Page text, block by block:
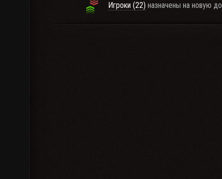
Игроки (22) назначены на новую